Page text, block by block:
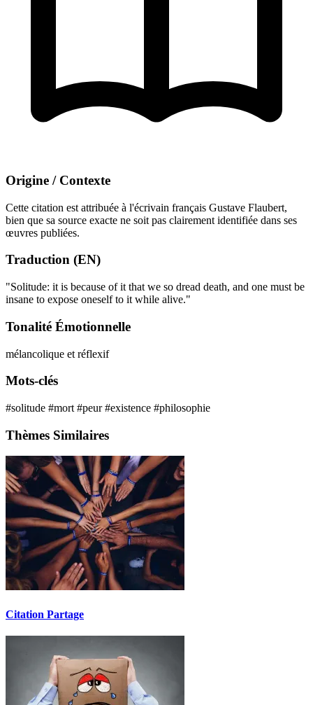
Origine / Contexte
Cette citation est attribuée à l'écrivain français Gustave Flaubert,
bien que sa source exacte ne soit pas clairement identifiée dans ses
œuvres publiées.
Traduction (EN)
"Solitude: it is because of it that we so dread death, and one must be
insane to expose oneself to it while alive."
Tonalité Émotionnelle
mélancolique et réflexif
Mots-clés
#solitude #mort #peur#existence #philosophie
Thèmes Similaires
Citation Partage